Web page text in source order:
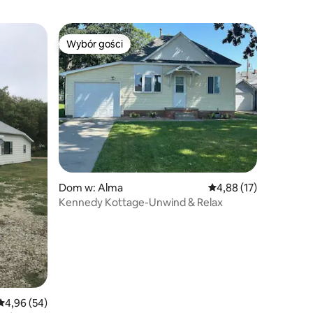
ocena: 4,96 na 5, liczba recenzji: 54
4,96 (54)
Wybór gości
Wybór gości
Dom w: Alma Średnia ocena: 4,88
4,88 (17)
Kennedy Kottage-Unwind & Relax